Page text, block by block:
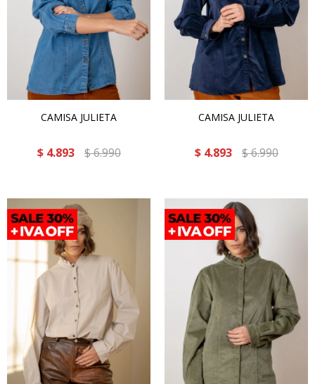
CAMISA JULIETA
$ 4.893 $6.990
CAMISA JULIETA
$ 4.893 $6.990